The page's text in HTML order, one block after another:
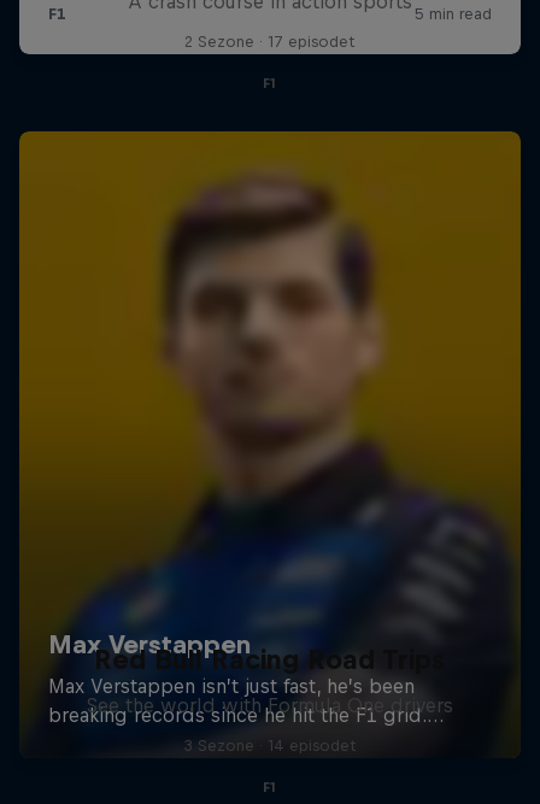
2 Sezone · 17 episodet
F1
Red Bull Racing Road Trips
See the world with Formula One drivers
3 Sezone · 14 episodet
F1